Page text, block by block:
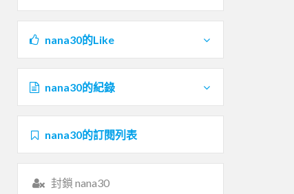
nana30的Like
nana30的紀錄
nana30的訂閱列表
封鎖 nana30